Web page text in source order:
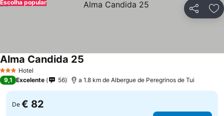
Partilhar
Escolha popular
3 EstrelasHotel
Alma Candida 25
9,1 Excelente 56 a 1.8 km de Albergue de Peregrinos de Tui
De € 82